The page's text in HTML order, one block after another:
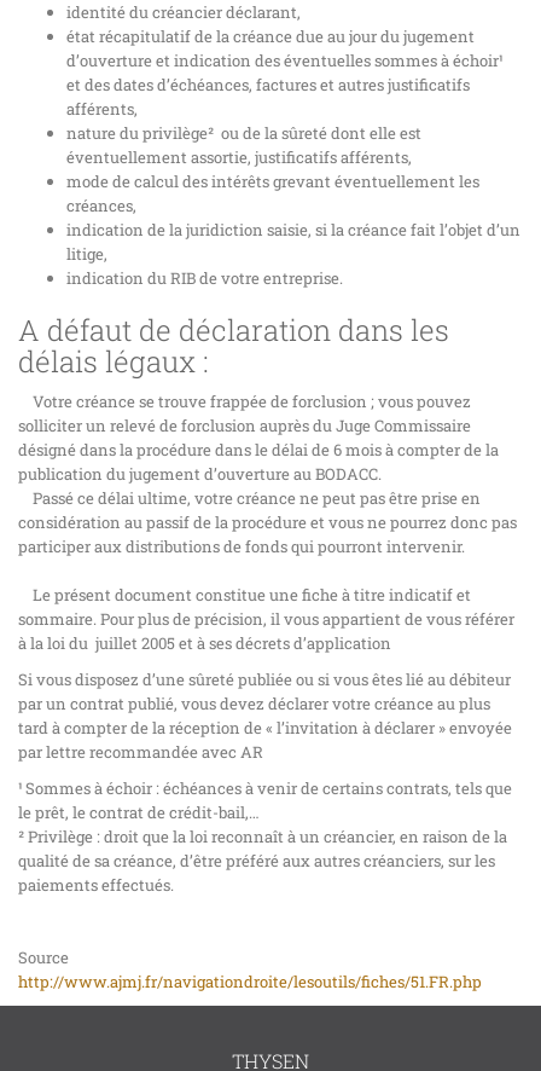
identité du créancier déclarant,
état récapitulatif de la créance due au jour du jugement
d’ouverture et indication des éventuelles sommes à échoir¹
et des dates d’échéances, factures et autres justificatifs
afférents,
nature du privilège² ou de la sûreté dont elle est
éventuellement assortie, justificatifs afférents,
mode de calcul des intérêts grevant éventuellement les
créances,
indication de la juridiction saisie, si la créance fait l’objet d’un
litige,
indication du RIB de votre entreprise.
A défaut de déclaration dans les
délais légaux :
Votre créance se trouve frappée de forclusion ; vous pouvez
solliciter un relevé de forclusion auprès du Juge Commissaire
désigné dans la procédure dans le délai de 6 mois à compter de la
publication du jugement d’ouverture au BODACC.
Passé ce délai ultime, votre créance ne peut pas être prise en
considération au passif de la procédure et vous ne pourrez donc pas
participer aux distributions de fonds qui pourront intervenir.
Le présent document constitue une fiche à titre indicatif et
sommaire. Pour plus de précision, il vous appartient de vous référer
à la loi du juillet 2005 et à ses décrets d’application
Si vous disposez d’une sûreté publiée ou si vous êtes lié au débiteur
par un contrat publié, vous devez déclarer votre créance au plus
tard à compter de la réception de « l’invitation à déclarer » envoyée
par lettre recommandée avec AR
¹ Sommes à échoir : échéances à venir de certains contrats, tels que
le prêt, le contrat de crédit-bail,…
² Privilège : droit que la loi reconnaît à un créancier, en raison de la
qualité de sa créance, d’être préféré aux autres créanciers, sur les
paiements effectués.
Source
http://www.ajmj.fr/navigationdroite/lesoutils/fiches/51.FR.php
THYSEN